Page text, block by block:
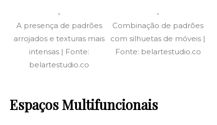
A presença de padrões
arrojados e texturas mais
intensas | Fonte:
belartestudio.co
Combinação de padrões
com silhuetas de móveis |
Fonte: belartestudio.co
Espaços Multifuncionais